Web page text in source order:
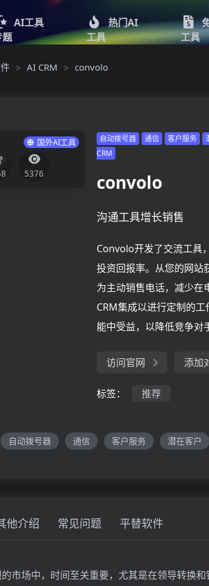
AI工具
题
热门AI
工具
工具
> AI CRM > convolo
国外AI工具
5376
自动拨号器 通信 客户服务
CRM
convolo
沟通工具增长销售
Convolo开发了交流工具
投资回报率。从您的网站
为主动销售电话，减少在
CRM集成以进行定制的
能中受益，以降低竞争对
访问官网 添加
标签： 推荐
自动拨号器 通信 客户服务 潜在客户
他介绍 常见问题 平替软件
市场中，时间至关重要，尤其是在领导转换